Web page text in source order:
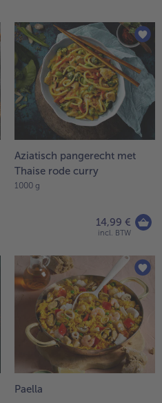
van 7 maaltijden naar keuze
de
lijst.
Aziatisch pangerecht met
Thaise rode curry
1000 g
14,99 €
incl. BTW
Paella